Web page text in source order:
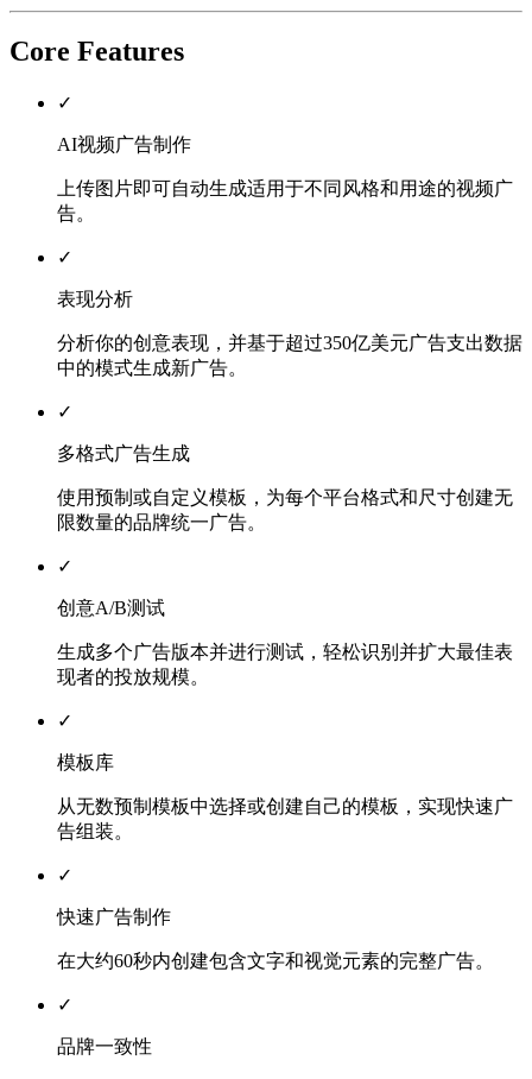
Core Features
✓
AI视频广告制作
上传图片即可自动生成适用于不同风格和用途的视频广
告。
✓
表现分析
分析你的创意表现，并基于超过350亿美元广告支出数据
中的模式生成新广告。
✓
多格式广告生成
使用预制或自定义模板，为每个平台格式和尺寸创建无
限数量的品牌统一广告。
✓
创意A/B测试
生成多个广告版本并进行测试，轻松识别并扩大最佳表
现者的投放规模。
✓
模板库
从无数预制模板中选择或创建自己的模板，实现快速广
告组装。
✓
快速广告制作
在大约60秒内创建包含文字和视觉元素的完整广告。
✓
品牌一致性